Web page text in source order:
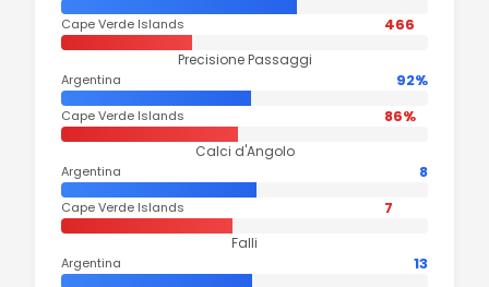
Cape Verde Islands 466
Precisione Passaggi
Argentina 92%
Cape Verde Islands 86%
Calci d'Angolo
Argentina 8
Cape Verde Islands 7
Falli
Argentina 13